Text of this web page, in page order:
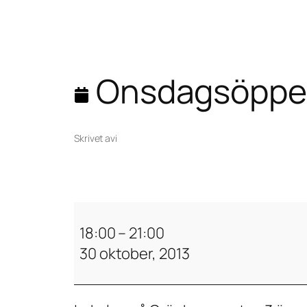
Skrivet avi
n
s
18:00– 21:00
30 oktober, 2013